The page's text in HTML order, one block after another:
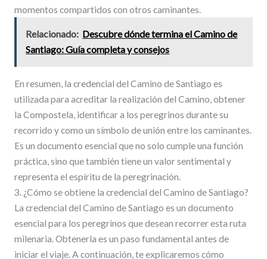
momentos compartidos con otros caminantes.
Relacionado: Descubre dónde termina el Camino de
Santiago: Guía completa y consejos
En resumen, la credencial del Camino de Santiago es
utilizada para acreditar la realización del Camino, obtener
la Compostela, identificar a los peregrinos durante su
recorrido y como un símbolo de unión entre los caminantes.
Es un documento esencial que no solo cumple una función
práctica, sino que también tiene un valor sentimental y
representa el espíritu de la peregrinación.
3. ¿Cómo se obtiene la credencial del Camino de Santiago?
La credencial del Camino de Santiago es un documento
esencial para los peregrinos que desean recorrer esta ruta
milenaria. Obtenerla es un paso fundamental antes de
iniciar el viaje. A continuación, te explicaremos cómo